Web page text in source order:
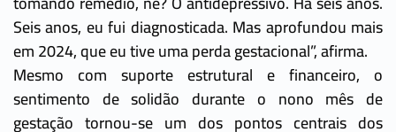
Seis anos, eu fui diagnosticada. Mas aprofundou mais
em 2024, que eu tive uma perda gestacional”, afirma.
Mesmo com suporte estrutural e financeiro, o
sentimento de solidão durante o nono mês de
gestação tornou-se um dos pontos centrais dos